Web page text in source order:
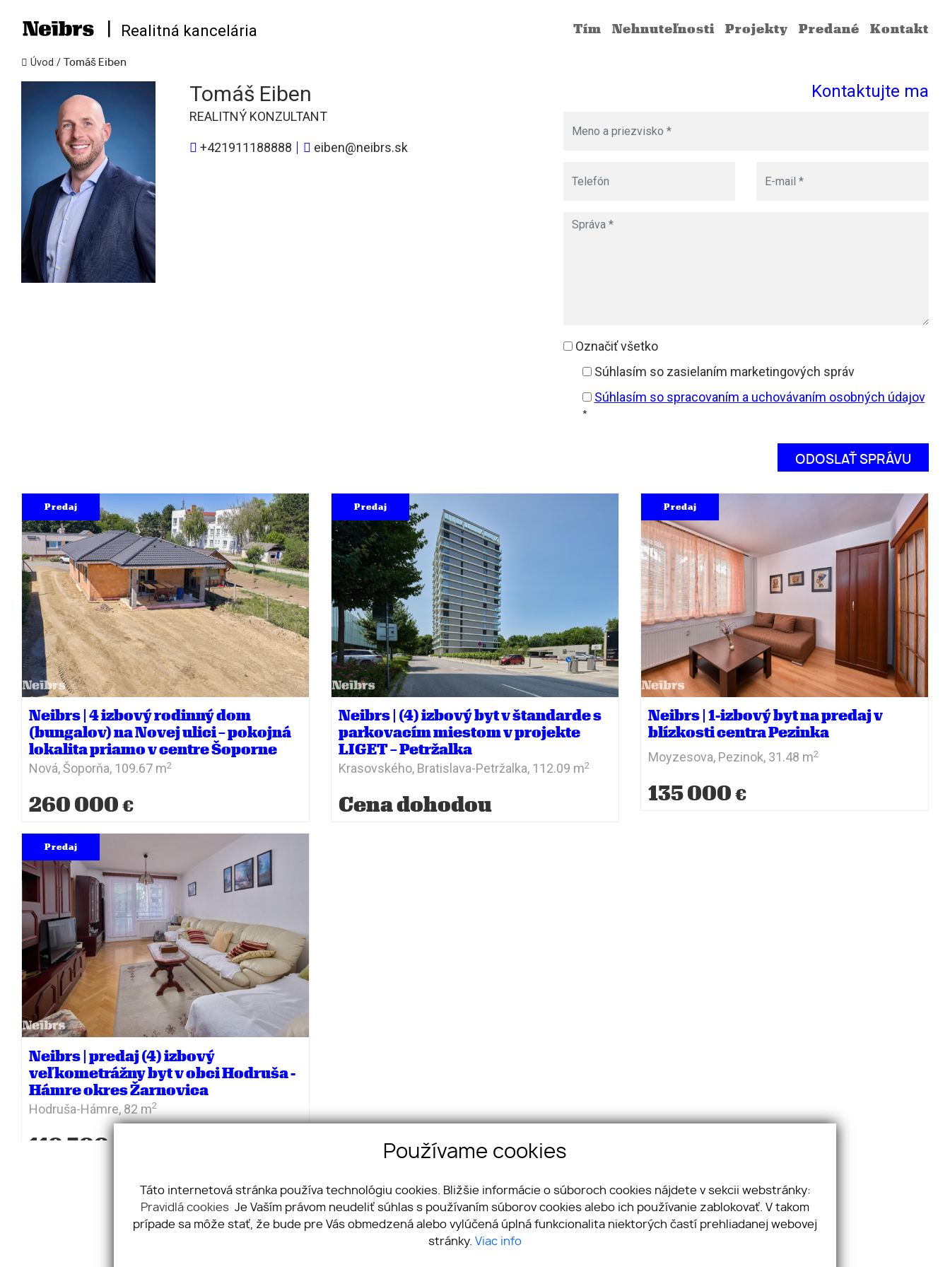
| Realitná kancelária tím nehnuteľnosti projekty predané kontakt
Úvod / Tomáš Eiben
Tomáš Eiben
REALITNÝ KONZULTANT
+421911188888 eiben@neibrs.sk
Kontaktujte ma
Označiť všetko
Súhlasím so zasielaním marketingových správ
Súhlasím so spracovaním a uchovávaním osobných údajov
*
Predaj
Neibrs | 4 izbový rodinný dom
(bungalov) na Novej ulici – pokojná
lokalita priamo v centre Šoporne
Nová, Šoporňa, 109.67 m2
260 000 €
Predaj
Neibrs | (4) izbový byt v štandarde s
parkovacím miestom v projekte
LIGET – Petržalka
Krasovského, Bratislava-Petržalka, 112.09 m2
Cena dohodou
Predaj
Neibrs | 1-izbový byt na predaj v
blízkosti centra Pezinka
Moyzesova, Pezinok, 31.48 m2
135 000 €
Predaj
Neibrs | predaj (4) izbový
veľkometrážny byt v obci Hodruša -
Hámre okres Žarnovica
Hodruša-Hámre, 82 m2
119 500 Používame cookies
Táto internetová stránka používa technológiu cookies. Bližšie informácie o súboroch cookies nájdete v sekcii webstránky:
Pravidlá cookies Je Vaším právom neudeliť súhlas s používaním súborov cookies alebo ich používanie zablokovať. V takom
prípade sa môže stať, že bude pre Vás obmedzená alebo vylúčená úplná funkcionalita niektorých častí prehliadanej webovej
stránky. Viac info